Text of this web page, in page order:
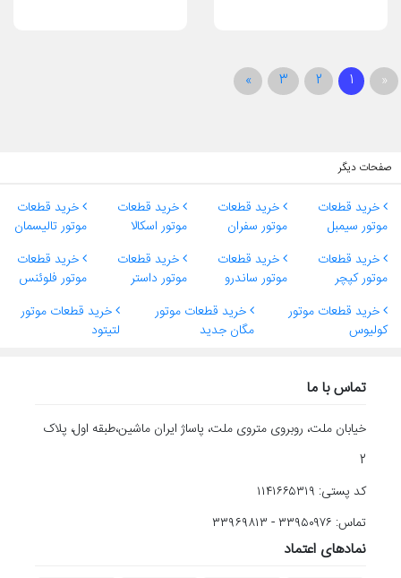
«
1
2
3
»
صفحات دیگر
خرید قطعات
موتور سیمبل
خرید قطعات
موتور سفران
خرید قطعات
موتور اسکالا
خرید قطعات
موتور تالیسمان
خرید قطعات
موتور کپچر
خرید قطعات
موتور ساندرو
خرید قطعات
موتور داستر
خرید قطعات
موتور فلوئنس
خرید قطعات موتور
کولیوس
خرید قطعات موتور
مگان جدید
خرید قطعات موتور
لتیتود
تماس با ما
خیابان ملت، روبروی متروی ملت، پاساژ ایران ماشین،طبقه اول، پلاک
2
کد پستی: ۱۱۴۱۶۶۵۳۱۹
تماس: ۳۳۹۵۰۹۷۶ - ۳۳۹۶۹۸۱۳
نمادهای اعتماد